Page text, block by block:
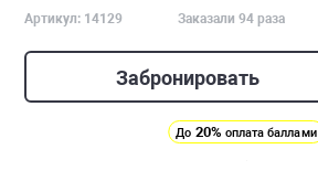
Артикул: 14129 Заказали 94 раза
Забронировать
До 20% оплата баллами